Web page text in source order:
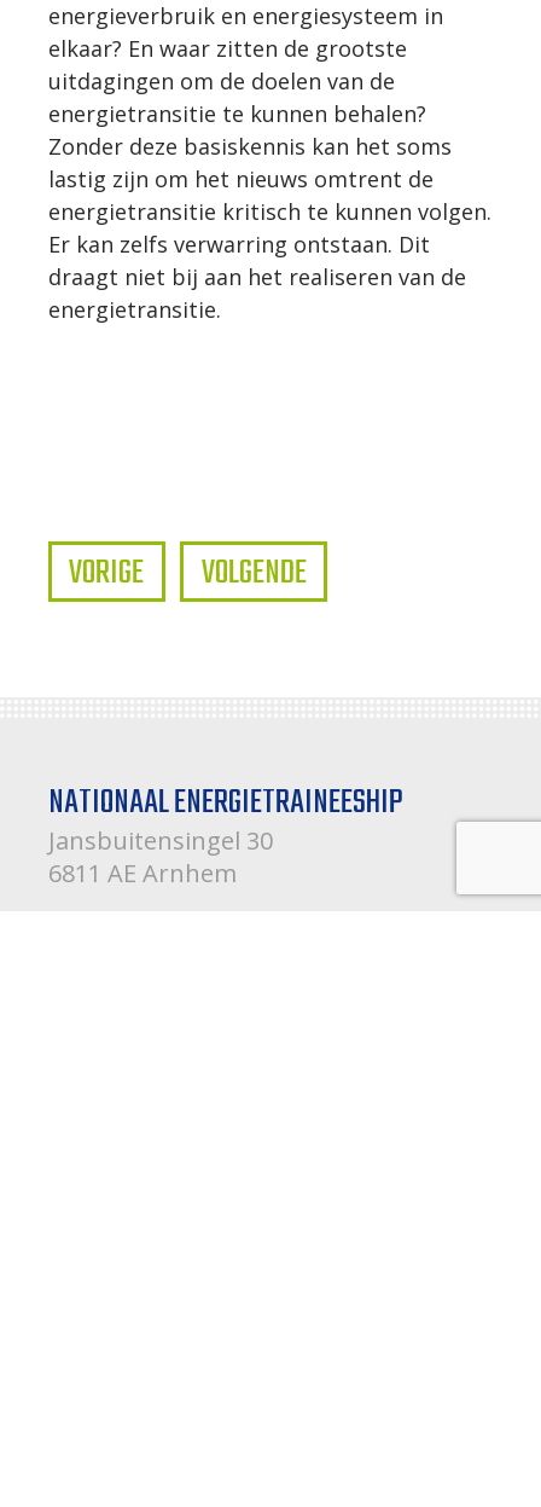
energieverbruik en energiesysteem in
elkaar? En waar zitten de grootste
uitdagingen om de doelen van de
energietransitie te kunnen behalen?
Zonder deze basiskennis kan het soms
lastig zijn om het nieuws omtrent de
energietransitie kritisch te kunnen volgen.
Er kan zelfs verwarring ontstaan. Dit
draagt niet bij aan het realiseren van de
energietransitie.
VORIGE VOLGENDE
NATIONAAL ENERGIETRAINEESHIP
Jansbuitensingel 30
6811 AE Arnhem